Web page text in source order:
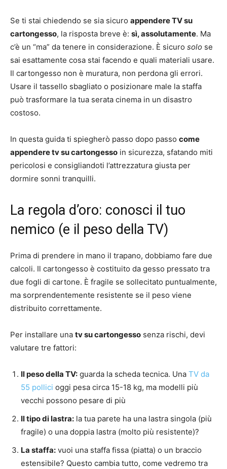
Se ti stai chiedendo se sia sicuro appendere TV su
cartongesso, la risposta breve è: sì, assolutamente. Ma
c’è un “ma” da tenere in considerazione. È sicuro solo se
sai esattamente cosa stai facendo e quali materiali usare.
Il cartongesso non è muratura, non perdona gli errori.
Usare il tassello sbagliato o posizionare male la staffa
può trasformare la tua serata cinema in un disastro
costoso.
In questa guida ti spiegherò passo dopo passo come
appendere tv su cartongesso in sicurezza, sfatando miti
pericolosi e consigliandoti l’attrezzatura giusta per
dormire sonni tranquilli.
La regola d’oro: conosci il tuo
nemico (e il peso della TV)
Prima di prendere in mano il trapano, dobbiamo fare due
calcoli. Il cartongesso è costituito da gesso pressato tra
due fogli di cartone. È fragile se sollecitato puntualmente,
ma sorprendentemente resistente se il peso viene
distribuito correttamente.
Per installare una tv su cartongesso senza rischi, devi
valutare tre fattori:
Il peso della TV: guarda la scheda tecnica. Una TV da
55 pollici oggi pesa circa 15-18 kg, ma modelli più
vecchi possono pesare di più
Il tipo di lastra: la tua parete ha una lastra singola (più
fragile) o una doppia lastra (molto più resistente)?
La staffa: vuoi una staffa fissa (piatta) o un braccio
estensibile? Questo cambia tutto, come vedremo tra